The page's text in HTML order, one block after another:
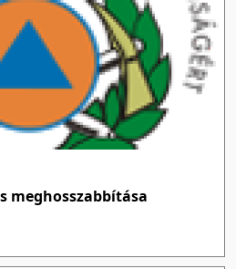
meghosszabbítása